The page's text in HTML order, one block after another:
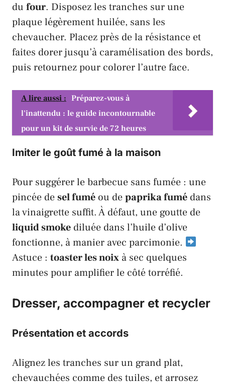
du four. Disposez les tranches sur une
plaque légèrement huilée, sans les
chevaucher. Placez près de la résistance et
faites dorer jusqu’à caramélisation des bords,
puis retournez pour colorer l’autre face.
A lire aussi : Préparez-vous à
l'inattendu : le guide incontournable
pour un kit de survie de 72 heures
Imiter le goût fumé à la maison
Pour suggérer le barbecue sans fumée : une
pincée desel fumé ou depaprika fumé dans
la vinaigrette suffit. À défaut, une goutte de
liquid smoke diluée dans l’huile d’olive
fonctionne, à manier avec parcimonie.
Astuce : toaster les noix à sec quelques
minutes pour amplifier le côté torréfié.
Dresser, accompagner et recycler
Présentation et accords
Alignez les tranches sur un grand plat,
chevauchées comme des tuiles, et arrosez